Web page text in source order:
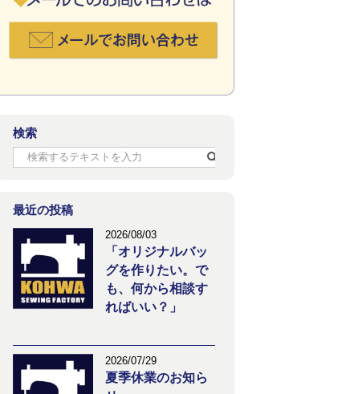
検索
最近の投稿
2026/08/03
「オリジナルバッ
グを作りたい。で
も、何から相談す
ればいい？」
2026/07/29
夏季休業のお知ら